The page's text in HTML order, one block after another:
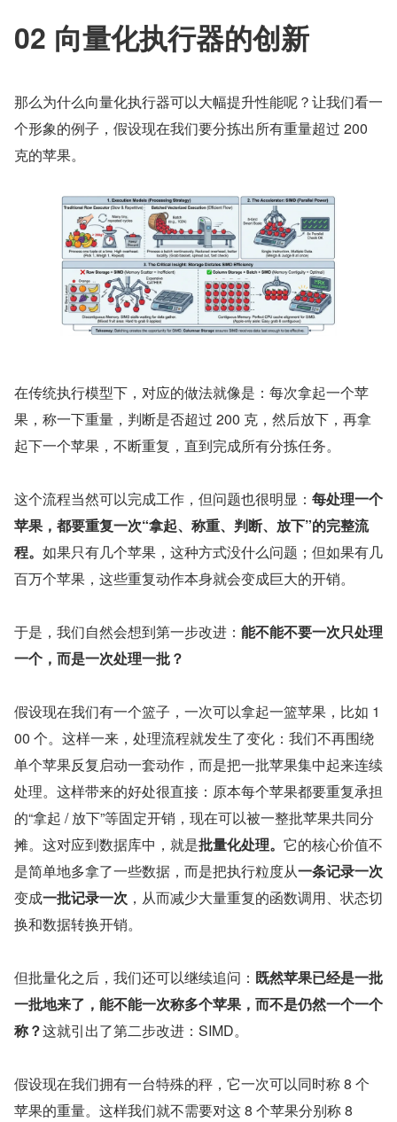
02 向量化执行器的创新
那么为什么向量化执行器可以大幅提升性能呢？让我们看一
个形象的例子，假设现在我们要分拣出所有重量超过 200
克的苹果。
在传统执行模型下，对应的做法就像是：每次拿起一个苹
果，称一下重量，判断是否超过 200 克，然后放下，再拿
起下一个苹果，不断重复，直到完成所有分拣任务。
这个流程当然可以完成工作，但问题也很明显： 每处理一个
苹果，都要重复一次“拿起、称重、判断、放下”的完整流
程。 如果只有几个苹果，这种方式没什么问题；但如果有几
百万个苹果，这些重复动作本身就会变成巨大的开销。
于是，我们自然会想到第一步改进： 能不能不要一次只处理
一个，而是一次处理一批？
假设现在我们有一个篮子，一次可以拿起一篮苹果，比如 1
00 个。这样一来，处理流程就发生了变化：我们不再围绕
单个苹果反复启动一套动作，而是把一批苹果集中起来连续
处理。这样带来的好处很直接：原本每个苹果都要重复承担
的“拿起 / 放下”等固定开销，现在可以被一整批苹果共同分
摊。这对应到数据库中，就是批量化处理。 它的核心价值不
是简单地多拿了一些数据，而是把执行粒度从一条记录一次
变成一批记录一次 ，从而减少大量重复的函数调用、状态切
换和数据转换开销。
但批量化之后，我们还可以继续追问： 既然苹果已经是一批
一批地来了，能不能一次称多个苹果，而不是仍然一个一个
称？这就引出了第二步改进：SIMD。
假设现在我们拥有一台特殊的秤，它一次可以同时称 8 个
苹果的重量。这样我们就不需要对这 8 个苹果分别称 8